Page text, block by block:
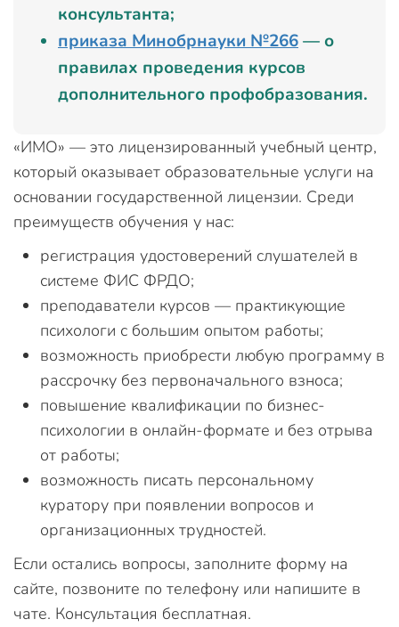
консультанта;
приказа Минобрнауки №266— о
правилах проведения курсов
дополнительного профобразования.
«ИМО» — это лицензированный учебный центр,
который оказывает образовательные услуги на
основании государственной лицензии. Среди
преимуществ обучения у нас:
регистрация удостоверений слушателей в
системе ФИС ФРДО;
преподаватели курсов — практикующие
психологи с большим опытом работы;
возможность приобрести любую программу в
рассрочку без первоначального взноса;
повышение квалификации по бизнес-
психологии в онлайн-формате и без отрыва
от работы;
возможность писать персональному
куратору при появлении вопросов и
организационных трудностей.
Если остались вопросы, заполните форму на
сайте, позвоните по телефону или напишите в
чате. Консультация бесплатная.